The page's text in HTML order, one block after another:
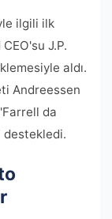
ilgili ilk
J.P.
aldı.
Andreessen
da
destekledi.